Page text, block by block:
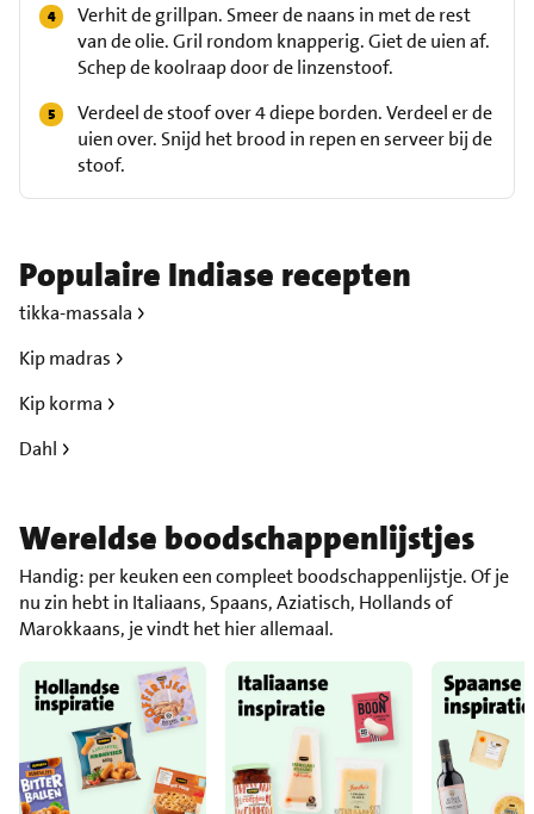
Verhit de grillpan. Smeer de naans in met de rest
van de olie. Gril rondom knapperig. Giet de uien af.
Schep de koolraap door de linzenstoof.
Verdeel de stoof over 4 diepe borden. Verdeel er de
uien over. Snijd het brood in repen en serveer bij de
stoof.
Populaire Indiase recepten
tikka-massala
Kip madras
Kip korma
Dahl
Wereldse boodschappenlijstjes
Handig: per keuken een compleet boodschappenlijstje. Of je
nu zin hebt in Italiaans, Spaans, Aziatisch, Hollands of
Marokkaans, je vindt het hier allemaal.